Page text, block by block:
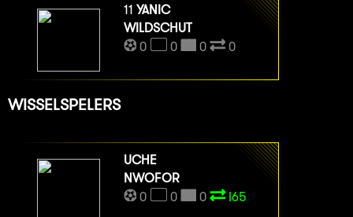
11 YANIC
WILDSCHUT
0
0 0 0
WISSELSPELERS
UCHE
NWOFOR
0
0 0 I65